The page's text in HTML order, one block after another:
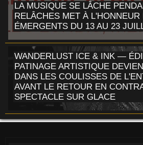
LA MUSIQUE SE LÂCHE
RELÂCHES MET À L'HONNEUR
ÉMERGENTS DU 13 AU 23
WANDERLUST ICE & INK —
PATINAGE ARTISTIQUE
DANS LES COULISSES DE
AVANT LE RETOUR EN
SPECTACLE SUR GLACE